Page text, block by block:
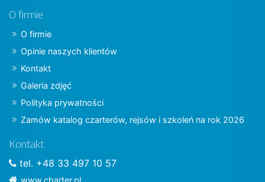
O firmie
O firmie
Opinie naszych klientów
Kontakt
Galeria zdjęć
Polityka prywatności
Zamów katalog czarterów, rejsów i szkoleń na rok 2026
Kontakt
tel. +48 33 497 10 57
www.charter.pl